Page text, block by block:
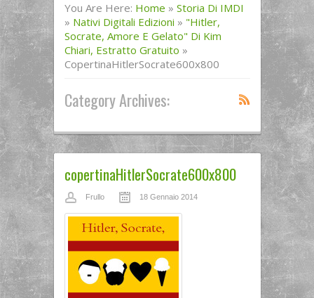
You Are Here: Home » Storia Di IMDI
» Nativi Digitali Edizioni » "Hitler,
Socrate, Amore E Gelato" Di Kim
Chiari, Estratto Gratuito »
CopertinaHitlerSocrate600x800
Category Archives:
copertinaHitlerSocrate600x800
Frullo 18 Gennaio 2014